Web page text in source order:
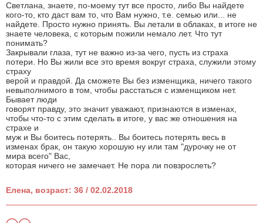
Светлана, знаете, по-моему тут все просто, либо Вы найдете
кого-то, кто даст вам то, что Вам нужно, т.е. семью или... не
найдете. Просто нужно принять. Вы летали в облаках, в итоге не
знаете человека, с которым пожили немало лет. Что тут
понимать?
Закрывали глаза, тут не важно из-за чего, пусть из страха
потери. Но Вы жили все это время вокруг страха, служили этому
страху
верой и правдой. Да сможете Вы без изменщика, ничего такого
невыполнимого в том, чтобы расстаться с изменщиком нет.
Бывает люди
говорят правду, это значит уважают, признаются в изменах,
чтобы что-то с этим сделать в итоге, у вас же отношения на
страхе и
муж и Вы боитесь потерять.. Вы боитесь потерять весь в
изменах брак, он такую хорошую ну или там "дурочку не от
мира всего" Вас,
которая ничего не замечает. Не пора ли повзрослеть?
Елена, возраст: 36 / 02.02.2018